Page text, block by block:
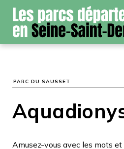
PARC DU SAUSSET
Amusez-vous avec les mots et
Panneau de gestion des cookies